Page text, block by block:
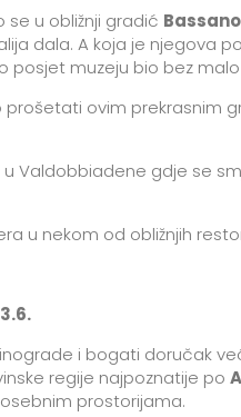
u obližnji gradić
dala. A koja je njegova
posjet muzeju bio bez
ovim prekrasnim
Valdobbiadene gdje se
u nekom od obližnjih
i bogati doručak
regije najpoznatije po
prostorijama.